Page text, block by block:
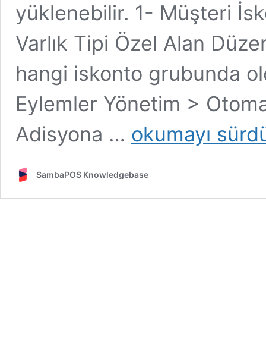
yüklenebilir. 1- Müşteri
Varlık Tipi Özel Alan
hangi iskonto grubunda
Eylemler Yönetim >
Adisyona …
2.4.17.
Müşteri
Otomatik
Yapmak
okumayı
SambaPOS Knowledgebase